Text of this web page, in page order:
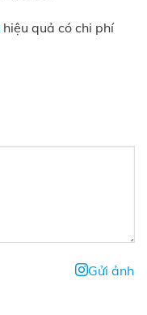
hiệu quả có chi phí
Gửi ảnh